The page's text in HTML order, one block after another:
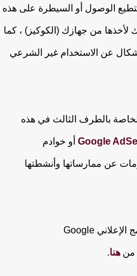
الوصول أو السيطرة على هذه
لأخذها من جهازك (الكوكيز) ، كما
عن الاستخدام غير الشرعي
بالطرف الثالث في هذه
Google أو خوادم
عن ممارساتها وأنشطتها
لمراجعة سياسة الخصوصية للبرنامج الإعلاني Google
من هنا.